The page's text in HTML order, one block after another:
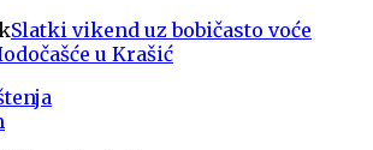
Slatki vikend uz bobičasto voće
u Krašić